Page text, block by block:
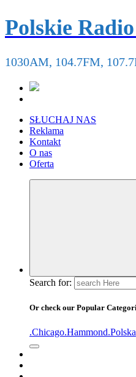
Polskie
1030AM, 104.7FM,
SŁUCHAJ NAS
Reklama
Kontakt
O nas
Oferta
Search for:
Or check our Popular
.Chicago.Hammond.Polska